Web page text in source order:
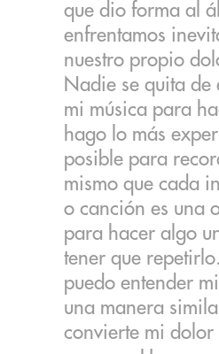
que dio forma al
enfrentamos
nuestro propio
Nadie se quita de
mi música para
hago lo más
posible para
mismo que cada
o canción es una
para hacer algo
tener que
puedo entender
una manera
convierte mi dolor